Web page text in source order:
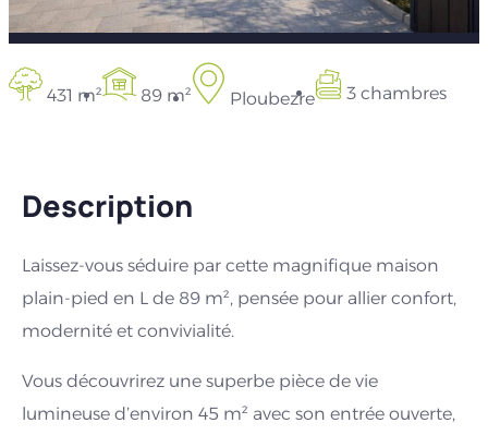
431 m² 89 m² Ploubezre 3 chambres
Description
Laissez-vous séduire par cette magnifique maison
plain-pied en L de 89 m², pensée pour allier confort,
modernité et convivialité.
Vous découvrirez une superbe pièce de vie
lumineuse d’environ 45 m² avec son entrée ouverte,